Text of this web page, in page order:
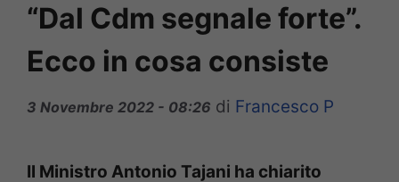
“Dal Cdm segnale forte”.
Ecco in cosa consiste
3 Novembre 2022 - 08:26 di Francesco P
Il Ministro Antonio Tajani ha chiarito